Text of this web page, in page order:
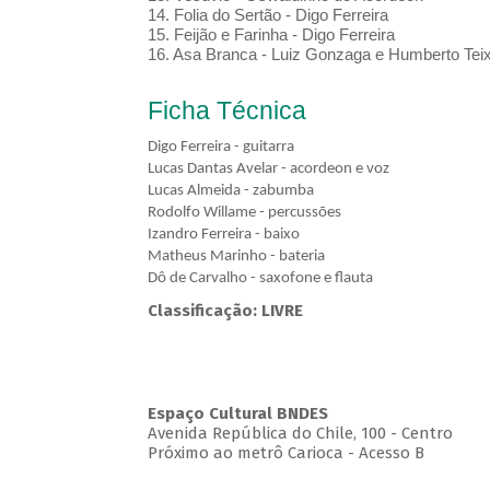
14. Folia do Sertão - Digo Ferreira
15. Feijão e Farinha - Digo Ferreira
16. Asa Branca - Luiz Gonzaga e Humberto
Ficha Técnica
Digo Ferreira - guitarra
Lucas Dantas Avelar - acordeon e voz
Lucas Almeida - zabumba
Rodolfo Willame - percussões
Izandro Ferreira - baixo
Matheus Marinho - bateria
Dô de Carvalho - saxofone e flauta
Classificação: LIVRE
Espaço Cultural BNDES
Avenida República do Chile, 100 - Centro
Próximo ao metrô Carioca - Acesso B